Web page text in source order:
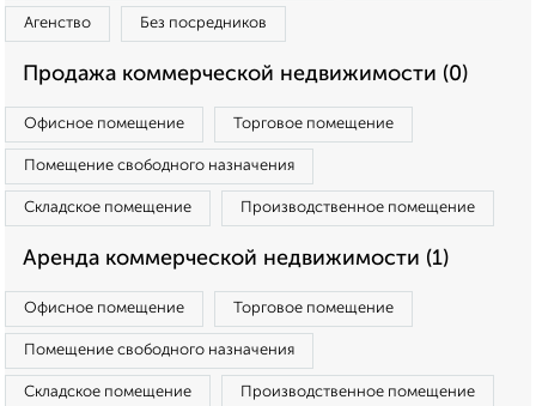
Агенство Без посредников
Продажа коммерческой недвижимости (0)
Офисное помещение Торговое помещение
Помещение свободного назначения
Складское помещение Производственное помещение
Аренда коммерческой недвижимости (1)
Офисное помещение Торговое помещение
Помещение свободного назначения
Складское помещение Производственное помещение